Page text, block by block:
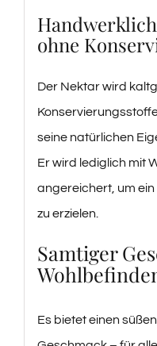
ohne
Der Nektar wird
seine natürlichen
Er wird lediglich mit
angereichert, um
zu erzielen.
Samtiger
Es bietet einen